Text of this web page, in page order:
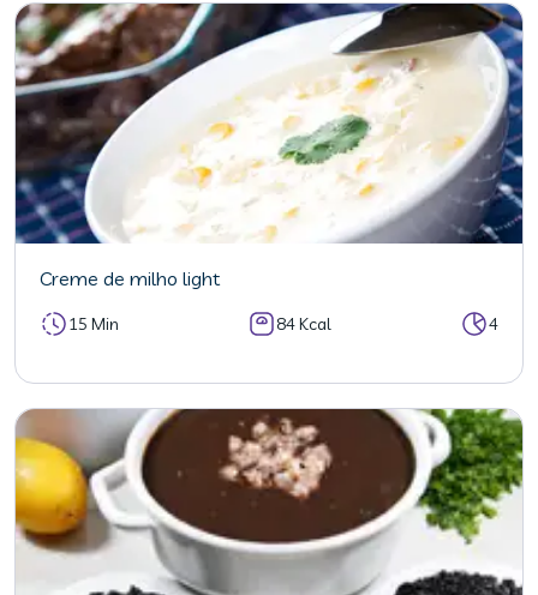
Creme de milho light
15 Min 84 Kcal 4